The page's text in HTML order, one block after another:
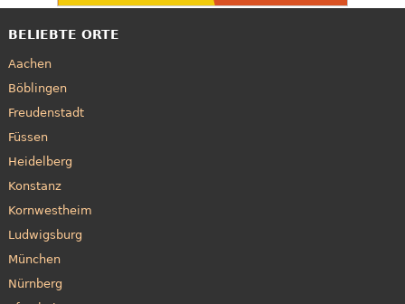
BELIEBTE ORTE
Aachen
Böblingen
Freudenstadt
Füssen
Heidelberg
Konstanz
Kornwestheim
Ludwigsburg
München
Nürnberg